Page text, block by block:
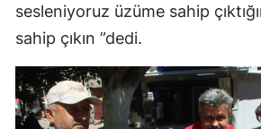
sesleniyoruz üzüme sahip
sahip çıkın ”dedi.